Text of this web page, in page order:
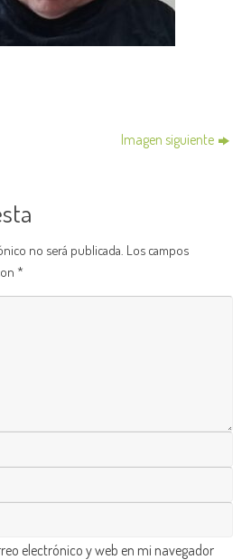
Imagen siguiente
no será publicada. Los campos
*
electrónico y web en mi navegador